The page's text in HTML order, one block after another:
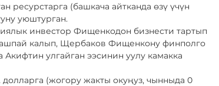
ресурстарга (башкача айтканда өзү үчүн
уюштурган.
инвестор Фищенкодон бизнести тартып
калып, Щербаков Фищенкону финполго
улгайган ээсинин уулу камакка
(жогору жакты окуңуз, чынныда 0